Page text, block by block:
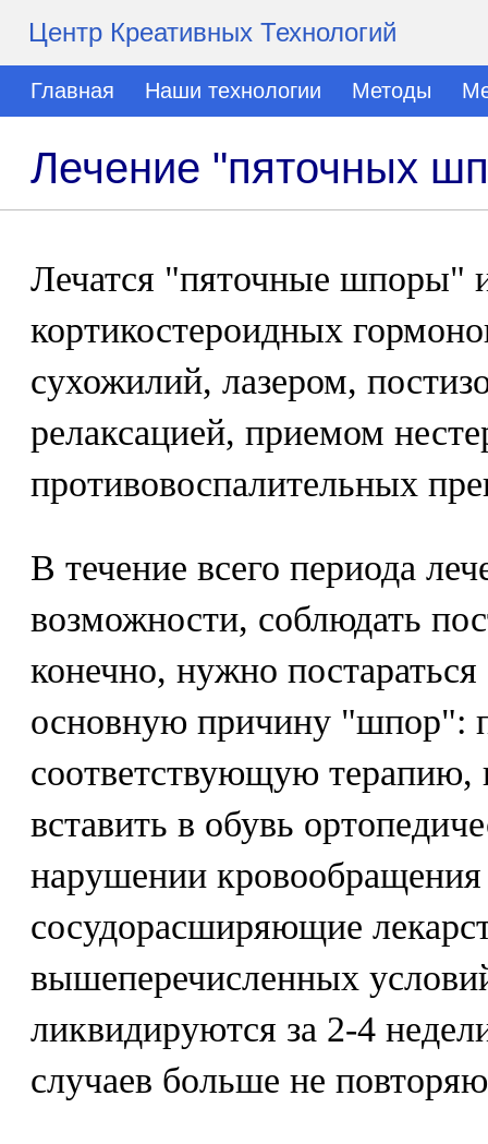
Центр Креативных Технологий
Главная Наши технологии Методы
Лечение "пяточных
Лечатся "пяточные шпоры"
кортикостероидных
сухожилий, лазером,
релаксацией, приемом
противовоспалительных
В течение всего периода
возможности, соблюдать
конечно, нужно
основную причину "шпор":
соответствующую терапию,
вставить в обувь
нарушении
сосудорасширяющие
вышеперечисленных
ликвидируются за 2-4
случаев больше не